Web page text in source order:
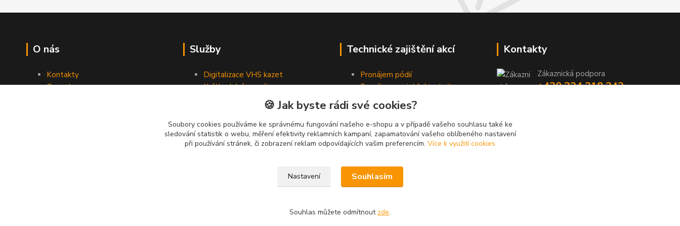
O nás
Kontakty
Ceny dopravy
Služby
Digitalizace VHS kazet
Krátkodobé pronájmy
Technické zajištění akcí
Pronájem pódií
Pronájem projekční techniky
Pronájem osvětlovací techniky
Pronájem ozvučovací techniky
Kontakty
Zákaznická podpora
+420 224 318 342
🍪 Jak byste rádi své cookies?
Soubory cookies používáme ke správnému fungování našeho e-shopu a v případě vašeho souhlasu také ke
sledování statistik o webu, měření efektivity reklamních kampaní, zapamatování vašeho oblíbeného nastavení
při používání stránek, či zobrazení reklam odpovídajících vašim preferencím. Více k využití cookies
Nastavení Souhlasím
Souhlas můžete odmítnout zde.